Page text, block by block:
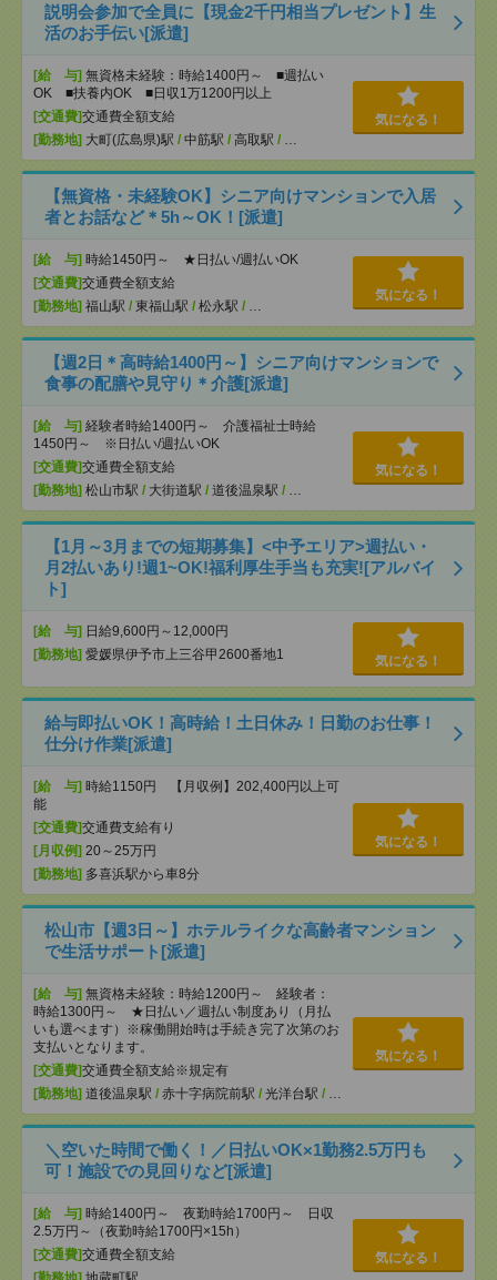
説明会参加で全員に【現金2千円相当プレゼント】生
活のお手伝い[派遣]
[給 与] 無資格未経験：時給1400円～ ■週払い
OK ■扶養内OK ■日収1万1200円以上
[交通費]交通費全額支給
[勤務地] 大町(広島県)駅 / 中筋駅 / 高取駅 / …
気になる！
【無資格・未経験OK】シニア向けマンションで入居
者とお話など＊5h～OK！[派遣]
[給 与] 時給1450円～ ★日払い/週払いOK
[交通費]交通費全額支給
[勤務地] 福山駅 / 東福山駅 / 松永駅 / …
気になる！
【週2日＊高時給1400円～】シニア向けマンションで
食事の配膳や見守り＊介護[派遣]
[給 与] 経験者時給1400円～ 介護福祉士時給
1450円～ ※日払い/週払いOK
[交通費]交通費全額支給
[勤務地] 松山市駅 / 大街道駅 / 道後温泉駅 / …
気になる！
【1月～3月までの短期募集】<中予エリア>週払い・
月2払いあり!週1~OK!福利厚生手当も充実![アルバイ
ト]
[給 与] 日給9,600円～12,000円
[勤務地] 愛媛県伊予市上三谷甲2600番地1 気になる！
給与即払いOK！高時給！土日休み！日勤のお仕事！
仕分け作業[派遣]
[給 与] 時給1150円 【月収例】202,400円以上可
能
[交通費]交通費支給有り
[月収例] 20～25万円
[勤務地] 多喜浜駅から車8分
気になる！
松山市【週3日～】ホテルライクな高齢者マンション
で生活サポート[派遣]
[給 与] 無資格未経験：時給1200円～ 経験者：
時給1300円～ ★日払い／週払い制度あり（月払
いも選べます）※稼働開始時は手続き完了次第のお
支払いとなります。
[交通費]交通費全額支給※規定有
[勤務地] 道後温泉駅 / 赤十字病院前駅 / 光洋台駅 / …
気になる！
＼空いた時間で働く！／日払いOK×1勤務2.5万円も
可！施設での見回りなど[派遣]
[給 与] 時給1400円～ 夜勤時給1700円～ 日収
2.5万円～（夜勤時給1700円×15h）
[交通費]交通費全額支給
気になる！